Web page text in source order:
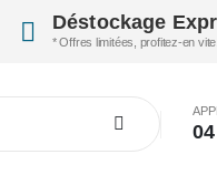
Déstockage
* Offres limitées, profitez-en vite.